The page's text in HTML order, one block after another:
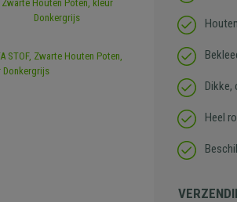
Dikke,
Heel